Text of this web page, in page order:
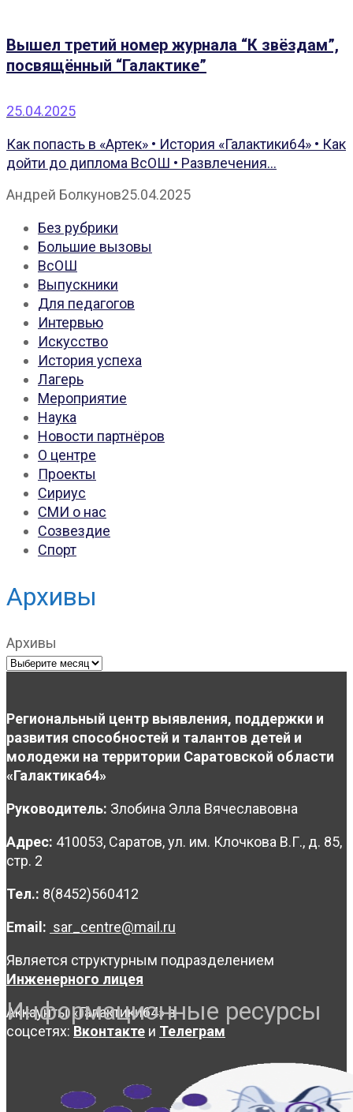
Вышел третий номер журнала “К звёздам”,
посвящённый “Галактике”
25.04.2025
Как попасть в «Артек» • История «Галактики64» • Как
дойти до диплома ВсОШ • Развлечения...
Андрей Болкунов25.04.2025
Без рубрики
Большие вызовы
ВсОШ
Выпускники
Для педагогов
Интервью
Искусство
История успеха
Лагерь
Мероприятие
Наука
Новости партнёров
О центре
Проекты
Сириус
СМИ о нас
Созвездие
Спорт
Архивы
Архивы
Региональный центр выявления, поддержки и
развития способностей и талантов детей и
молодежи на территории Саратовской области
«Галактика64»
Руководитель: Злобина Элла Вячеславовна
Адрес: 410053, Саратов, ул. им. Клочкова В.Г., д. 85,
стр. 2
Тел.: 8(8452)560412
Email: sar_centre@mail.ru
Является структурным подразделением
Инженерного лицея
Аккаунты «Галактики64» в
соцсетях: Вконтакте и Телеграм
Информационные ресурсы